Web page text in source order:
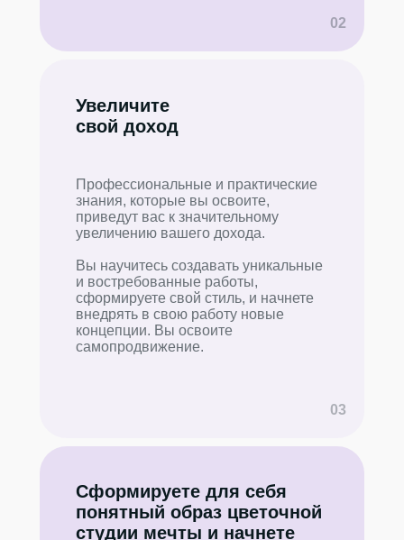
02
Увеличите
свой доход
Профессиональные и практические
знания, которые вы освоите,
приведут вас к значительному
увеличению вашего дохода.
Вы научитесь создавать уникальные
и востребованные работы,
сформируете свой стиль, и начнете
внедрять в свою работу новые
концепции. Вы освоите
самопродвижение.
03
Сформируете для себя
понятный образ цветочной
студии мечты и начнете